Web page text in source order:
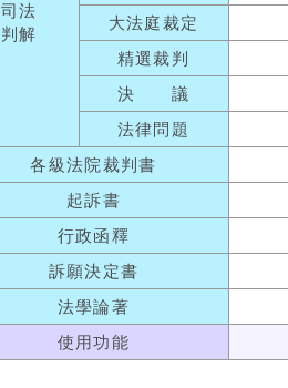
司法
判解
大法庭裁定
精選裁判
決 議
法律問題
各級法院裁判書
起訴書
行政函釋
訴願決定書
法學論著
使用功能